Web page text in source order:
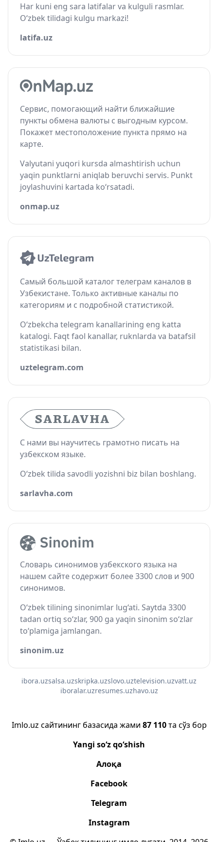
Har kuni eng sara latifalar va kulguli rasmlar.
O‘zbek tilidagi kulgu markazi!
latifa.uz
Сервис, помогающий найти ближайшие
пункты обмена валюты с выгодным курсом.
Покажет местоположение пункта прямо на
карте.
Valyutani yuqori kursda almashtirish uchun
yaqin punktlarni aniqlab beruvchi servis. Punkt
joylashuvini kartada ko‘rsatadi.
onmap.uz
Самый большой каталог телеграм каналов в
Узбекистане. Только активные каналы по
категориям и с подробной статистикой.
O‘zbekcha telegram kanallarining eng katta
katalogi. Faqt faol kanallar, ruknlarda va batafsil
statistikasi bilan.
uztelegram.com
С нами вы научитесь грамотно писать на
узбекском языке.
O‘zbek tilida savodli yozishni biz bilan boshlang.
sarlavha.com
Словарь синонимов узбекского языка на
нашем сайте содержит более 3300 слов и 900
синонимов.
O‘zbek tilining sinonimlar lug‘ati. Saytda 3300
tadan ortiq so‘zlar, 900 ga yaqin sinonim so‘zlar
to‘plamiga jamlangan.
sinonim.uz
ibora.uzsalsa.uzskripka.uzslovo.uztelevision.uzvatt.uz
iboralar.uzresumes.uzhavo.uz
Imlo.uz сайтининг базасида жами 87 110та сўз бор
Yangi so‘z qo‘shish
Алоқа
Facebook
Telegram
Instagram